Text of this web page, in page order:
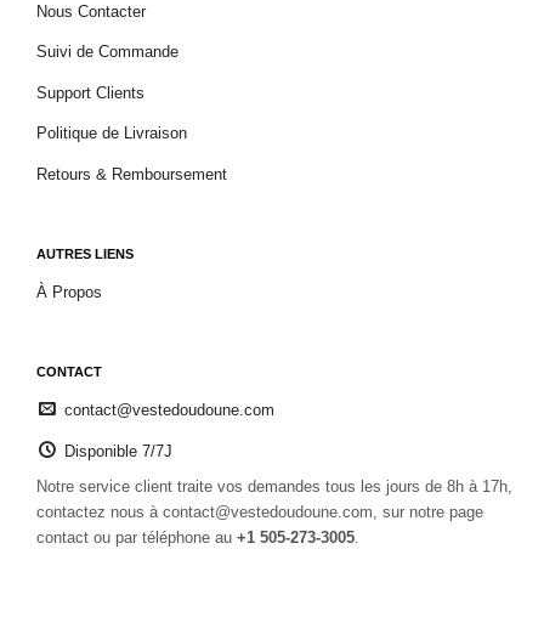
Nous Contacter
Suivi de Commande
Support Clients
Politique de Livraison
Retours & Remboursement
AUTRES LIENS
À Propos
CONTACT
contact@vestedoudoune.com
Disponible 7/7J
Notre service client traite vos demandes tous les jours de 8h à 17h,
contactez nous à contact@vestedoudoune.com, sur notre page
contact ou par téléphone au +1 505-273-3005.